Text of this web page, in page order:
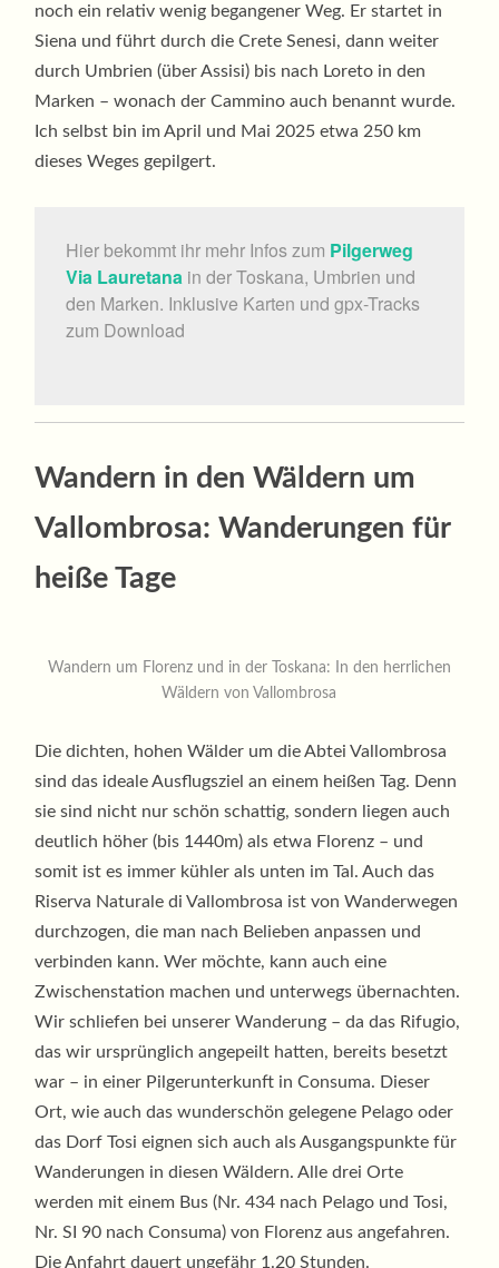
noch ein relativ wenig begangener Weg. Er startet in
Siena und führt durch die Crete Senesi, dann weiter
durch Umbrien (über Assisi) bis nach Loreto in den
Marken – wonach der Cammino auch benannt wurde.
Ich selbst bin im April und Mai 2025 etwa 250 km
dieses Weges gepilgert.
Hier bekommt ihr mehr Infos zum Pilgerweg
Via Lauretanain der Toskana, Umbrien und
den Marken. Inklusive Karten und gpx-Tracks
zum Download
Wandern in den Wäldern um
Vallombrosa: Wanderungen für
heiße Tage
Wandern um Florenz und in der Toskana: In den herrlichen
Wäldern von Vallombrosa
Die dichten, hohen Wälder um die Abtei Vallombrosa
sind das ideale Ausflugsziel an einem heißen Tag. Denn
sie sind nicht nur schön schattig, sondern liegen auch
deutlich höher (bis 1440m) als etwa Florenz – und
somit ist es immer kühler als unten im Tal. Auch das
Riserva Naturale di Vallombrosa ist von Wanderwegen
durchzogen, die man nach Belieben anpassen und
verbinden kann. Wer möchte, kann auch eine
Zwischenstation machen und unterwegs übernachten.
Wir schliefen bei unserer Wanderung – da das Rifugio,
das wir ursprünglich angepeilt hatten, bereits besetzt
war – in einer Pilgerunterkunft in Consuma. Dieser
Ort, wie auch das wunderschön gelegene Pelago oder
das Dorf Tosi eignen sich auch als Ausgangspunkte für
Wanderungen in diesen Wäldern. Alle drei Orte
werden mit einem Bus (Nr. 434 nach Pelago und Tosi,
Nr. SI 90 nach Consuma) von Florenz aus angefahren.
Die Anfahrt dauert ungefähr 1.20 Stunden.